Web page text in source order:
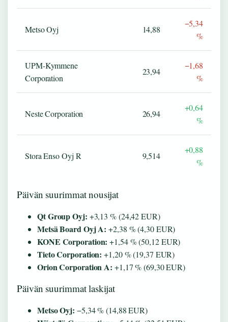
Metso Oyj 14,88
−5,34
%
UPM-Kymmene
Corporation
23,94
−1,68
%
Neste Corporation 26,94
+0,64
%
Stora Enso Oyj R 9,514
+0,88
%
Päivän suurimmat nousijat
Qt Group Oyj: +3,13 % (24,42 EUR)
Metsä Board Oyj A: +2,38 % (4,30 EUR)
KONE Corporation: +1,54 % (50,12 EUR)
Tieto Corporation: +1,20 % (19,37 EUR)
Orion Corporation A: +1,17 % (69,30 EUR)
Päivän suurimmat laskijat
Metso Oyj: −5,34 % (14,88 EUR)